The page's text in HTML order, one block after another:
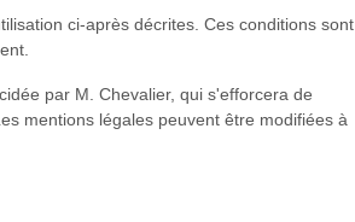
ci-après décrites. Ces conditions sont
par M. Chevalier, qui s'efforcera de
mentions légales peuvent être modifiées à